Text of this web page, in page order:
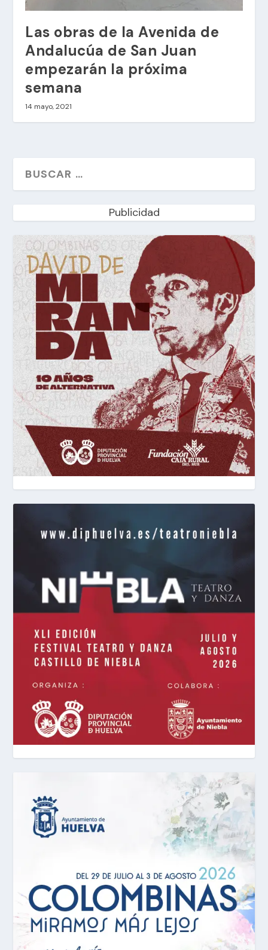
Las obras de la Avenida de
Andalucúa de San Juan
empezarán la próxima
semana
14 mayo, 2021
Publicidad